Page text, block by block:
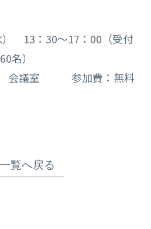
） 13：30～17：00（受付
）
会議室 参加費：無料
一覧へ戻る